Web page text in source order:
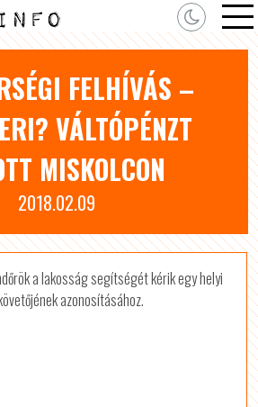
FELHÍVÁS –
VÁLTÓPÉNZT
MISKOLCON
2018.02.09
a lakosság segítségét kérik egy helyi
azonosításához.